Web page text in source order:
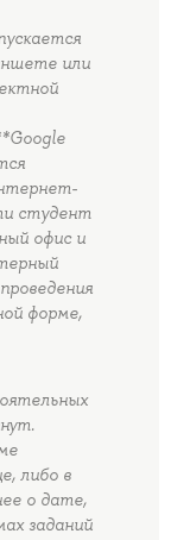
или
студент
офис и
форме,
либо в
о дате,
заданий